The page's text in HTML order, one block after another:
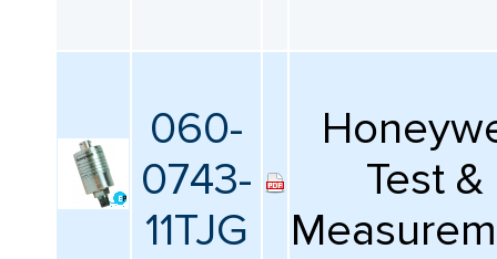
060-
0743-
11TJG
Test &